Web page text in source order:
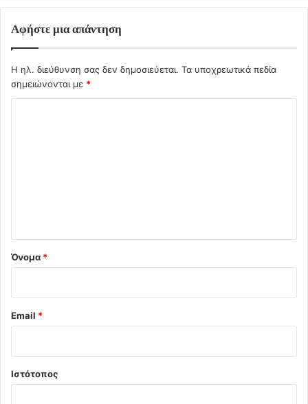
Αφήστε μια απάντηση
Η ηλ. διεύθυνση σας δεν δημοσιεύεται. Τα υποχρεωτικά πεδία
σημειώνονται με *
Όνομα *
Email *
Ιστότοπος